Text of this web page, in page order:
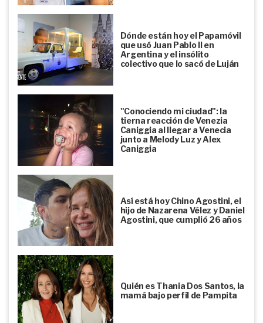
Dónde están hoy el Papamóvil
que usó Juan Pablo II en
Argentina y el insólito
colectivo que lo sacó de Luján
"Conociendo mi ciudad": la
tierna reacción de Venezia
Caniggia al llegar a Venecia
junto a Melody Luz y Alex
Caniggia
Así está hoy Chino Agostini, el
hijo de Nazarena Vélez y Daniel
Agostini, que cumplió 26 años
Quién es Thania Dos Santos, la
mamá bajo perfil de Pampita